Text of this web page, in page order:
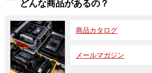
どんな商品があるの？
商品カタログ
メールマガジン